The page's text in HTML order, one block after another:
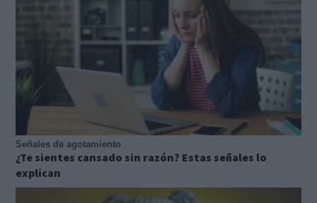
Señales de agotamiento
¿Te sientes cansado sin razón? Estas señales lo
explican